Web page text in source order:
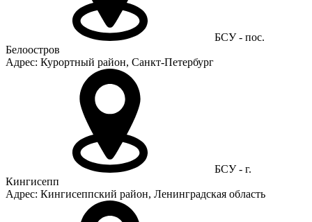
БСУ - пос.
Белоостров
Адрес: Курортный район, Санкт-Петербург
БСУ - г.
Кингисепп
Адрес: Кингисеппский район, Ленинградская область